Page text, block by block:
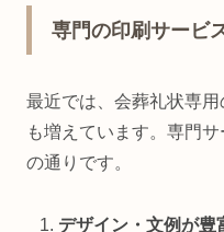
専門の印刷サービ
最近では、会葬礼状専
も増えています。専門
の通りです。
デザイン・文例が豊